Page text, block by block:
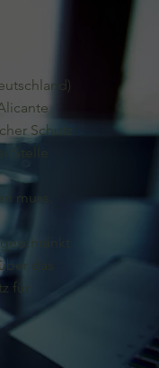
Schutz
Stelle
muss.
das
für